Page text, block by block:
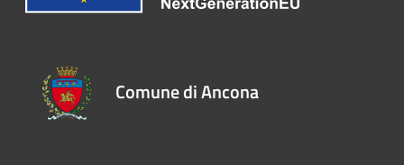
Comune di Ancona